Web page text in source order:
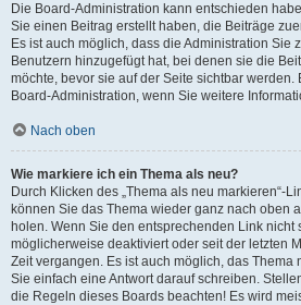
Die Board-Administration kann entschieden
Sie einen Beitrag erstellt haben, die Beiträge
Es ist auch möglich, dass die Administration Sie
Benutzern hinzugefügt hat, bei denen sie die
möchte, bevor sie auf der Seite sichtbar werden.
Board-Administration, wenn Sie weitere
Nach oben
Wie markiere ich ein Thema als neu?
Durch Klicken des „Thema als neu markieren“-
können Sie das Thema wieder ganz nach oben
holen. Wenn Sie den entsprechenden Link nicht
möglicherweise deaktiviert oder seit der letzten
Zeit vergangen. Es ist auch möglich, das Thema
Sie einfach eine Antwort darauf schreiben.
die Regeln dieses Boards beachten! Es wird